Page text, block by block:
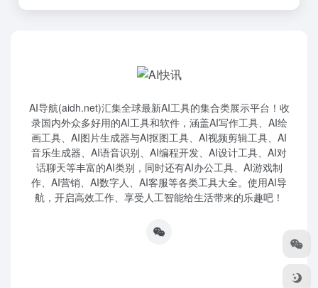
AI导航(aidh.net)汇集全球最新AI工具的集合类展示平台！收
录国内外众多好用的AI工具和软件，涵盖AI写作工具、AI绘
画工具、AI图片生成器与AI抠图工具、AI视频剪辑工具、AI
音乐生成器、AI语音识别、AI编程开发、AI设计工具、AI对
话聊天等丰富的AI类别，同时还有AI办公工具、AI游戏制
作、AI营销、AI数字人、AI客服等各类工具大全。使用AI导
航，开启高效工作、享受人工智能给生活带来的乐趣吧！